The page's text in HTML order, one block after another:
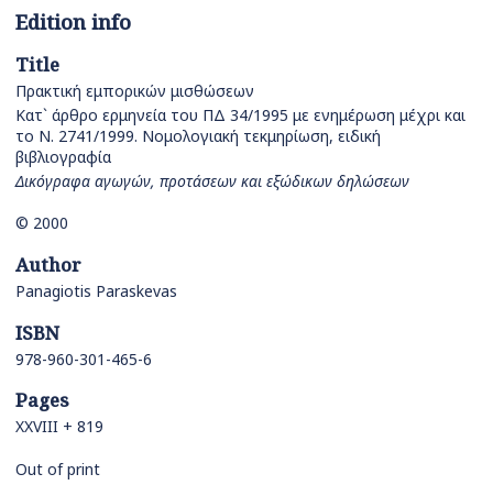
Edition info
Title
Πρακτική εμπορικών μισθώσεων
Κατ` άρθρο ερμηνεία του ΠΔ 34/1995 με ενημέρωση μέχρι και
το Ν. 2741/1999. Νομολογιακή τεκμηρίωση, ειδική
βιβλιογραφία
Δικόγραφα αγωγών, προτάσεων και εξώδικων δηλώσεων
© 2000
Author
Panagiotis Paraskevas
ISBN
978-960-301-465-6
Pages
XXVIII + 819
Out of print